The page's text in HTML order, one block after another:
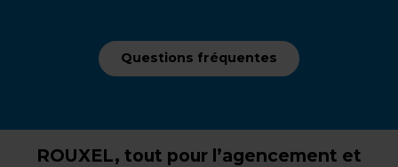
Questions fréquentes
ROUXEL, tout pour l’agencement et